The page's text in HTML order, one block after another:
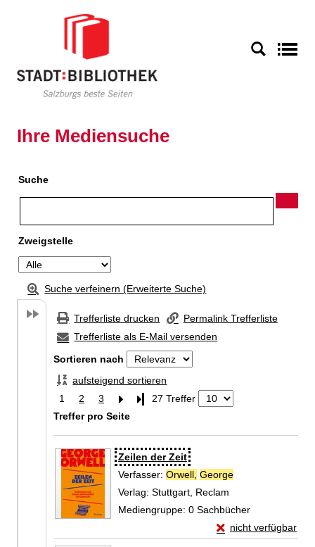
Ihre Mediensuche
Suche
Zweigstelle
Suche verfeinern (Erweiterte Suche)
Trefferliste drucken
Permalink Trefferliste
Trefferliste als E-Mail versenden
Sortieren nach
aufsteigend sortieren
1
2 3 Letzte Seite
27 Treffer
Treffer pro Seite
Suchergebnis
Zu den Suchfiltern springen
Zeilen der Zeit
Verfasser: Orwell, George
Verlag: Stuttgart, Reclam
Mediengruppe: 0 Sachbücher
nicht verfügbar
Exemplar-Details